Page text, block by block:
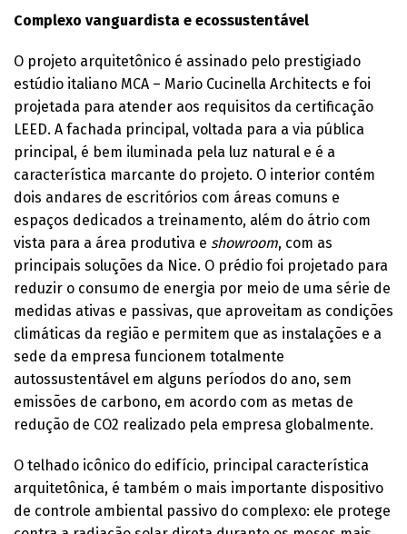
Complexo vanguardista e ecossustentável
O projeto arquitetônico é assinado pelo prestigiado
estúdio italiano MCA – Mario Cucinella Architects e foi
projetada para atender aos requisitos da certificação
LEED. A fachada principal, voltada para a via pública
principal, é bem iluminada pela luz natural e é a
característica marcante do projeto. O interior contém
dois andares de escritórios com áreas comuns e
espaços dedicados a treinamento, além do átrio com
vista para a área produtiva e showroom, com as
principais soluções da Nice. O prédio foi projetado para
reduzir o consumo de energia por meio de uma série de
medidas ativas e passivas, que aproveitam as condições
climáticas da região e permitem que as instalações e a
sede da empresa funcionem totalmente
autossustentável em alguns períodos do ano, sem
emissões de carbono, em acordo com as metas de
redução de CO2 realizado pela empresa globalmente.
O telhado icônico do edifício, principal característica
arquitetônica, é também o mais importante dispositivo
de controle ambiental passivo do complexo: ele protege